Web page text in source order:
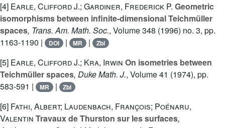
[4] Earle, Clifford J.; Gardiner, Frederick P. Geometric
isomorphisms between infinite-dimensional Teichmüller
spaces, Trans. Am. Math. Soc., Volume 348 (1996) no. 3, pp.
1163-1190 |
DOI | MR | Zbl
[5] Earle, Clifford J.; Kra, Irwin On isometries between
Teichmüller spaces, Duke Math. J., Volume 41 (1974), pp.
583-591 |
MR | Zbl
[6] Fathi, Albert; Laudenbach, François; Poénaru,
Valentin Travaux de Thurston sur les surfaces,